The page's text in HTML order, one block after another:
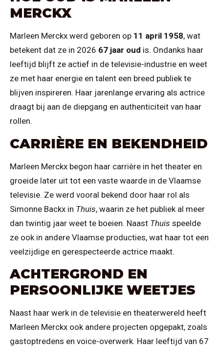
MERCKX
Marleen Merckx werd geboren op 11 april 1958, wat
betekent dat ze in 2026 67 jaar oud is. Ondanks haar
leeftijd blijft ze actief in de televisie-industrie en weet
ze met haar energie en talent een breed publiek te
blijven inspireren. Haar jarenlange ervaring als actrice
draagt bij aan de diepgang en authenticiteit van haar
rollen.
CARRIÈRE EN BEKENDHEID
Marleen Merckx begon haar carrière in het theater en
groeide later uit tot een vaste waarde in de Vlaamse
televisie. Ze werd vooral bekend door haar rol als
Simonne Backx in Thuis, waarin ze het publiek al meer
dan twintig jaar weet te boeien. Naast Thuis speelde
ze ook in andere Vlaamse producties, wat haar tot een
veelzijdige en gerespecteerde actrice maakt.
ACHTERGROND EN
PERSOONLIJKE WEETJES
Naast haar werk in de televisie en theaterwereld heeft
Marleen Merckx ook andere projecten opgepakt, zoals
gastoptredens en voice-overwerk. Haar leeftijd van 67